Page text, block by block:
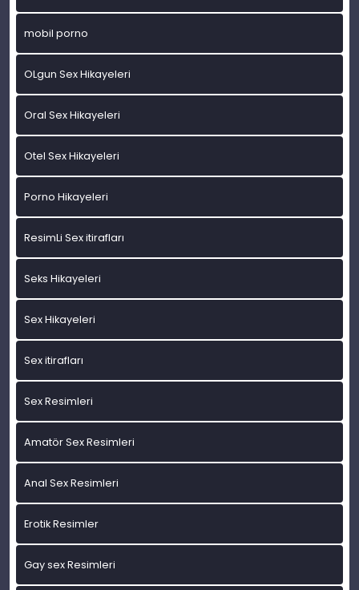
mobil porno
OLgun Sex Hikayeleri
Oral Sex Hikayeleri
Otel Sex Hikayeleri
Porno Hikayeleri
ResimLi Sex itirafları
Seks Hikayeleri
Sex Hikayeleri
Sex itirafları
Sex Resimleri
Amatör Sex Resimleri
Anal Sex Resimleri
Erotik Resimler
Gay sex Resimleri